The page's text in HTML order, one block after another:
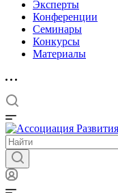
Эксперты
Конференции
Семинары
Конкурсы
Материалы